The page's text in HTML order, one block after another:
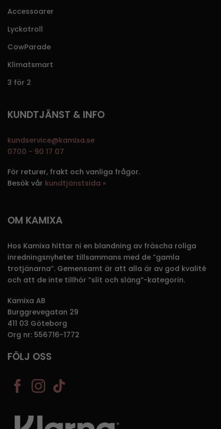
Accessoarer
Lyckotroll
CowParade
Klimatsmart
3 för 2
KUNDTJÄNST & INFO
kundservice@kamixa.se
0700 - 90 17 07
För returer, frakt och vanliga frågor.
Besök vår kundtjänstsida »
OM KAMIXA
Hos Kamixa hittar ni en blandning av fräscha roliga
inredningsnyheter tillsammans med de ”gamla
trotjänarna”. Gemensamt är att alla är av god kvalité
och att de inte tillhör ”slit och släng”-kategorin.
Kamixa AB
Burggrevegatan 29
411 03 Göteborg
Org nr: 556716-1772
FÖLJ OSS